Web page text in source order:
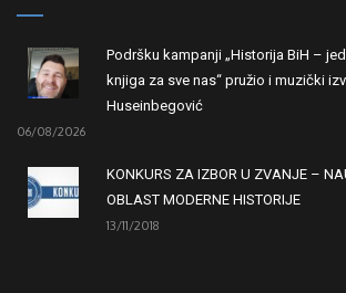
Podršku kampanji „Historija BiH –
knjiga za sve nas“ pružio i muzički
Huseinbegović
06/08/2026
KONKURS ZA IZBOR U ZVANJE –
OBLAST MODERNE HISTORIJE
13/11/2018